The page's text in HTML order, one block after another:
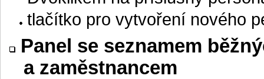
tlačítko pro vytvoření nového
Panel se seznamem
a zaměstnancem